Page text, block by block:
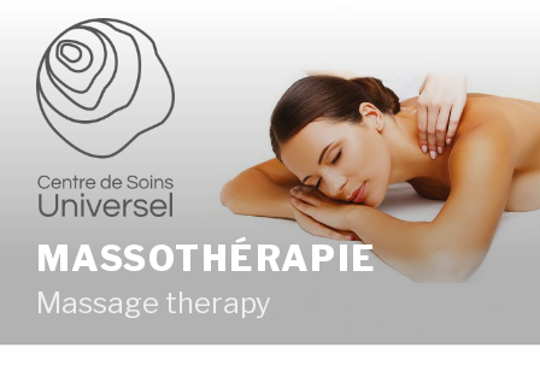
contenu
MASSOTHÉRAPIE
Massage therapy